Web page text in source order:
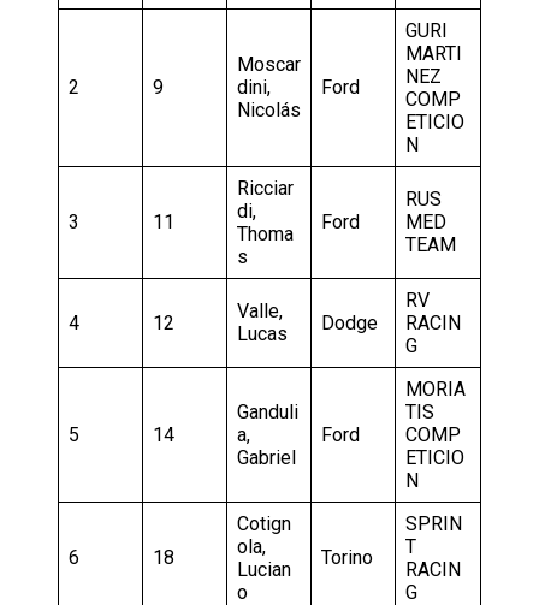
2 9
Moscar
dini,
Nicolás
Ford
GURI
MARTI
NEZ
COMP
ETICIO
N
3 11
Ricciar
di,
Thoma
s
Ford
RUS
MED
TEAM
4 12
Valle,
Lucas
Dodge
RV
RACIN
G
5 14
Ganduli
a,
Gabriel
Ford
MORIA
TIS
COMP
ETICIO
N
6 18
Cotign
ola,
Lucian
o
Torino
SPRIN
T
RACIN
G